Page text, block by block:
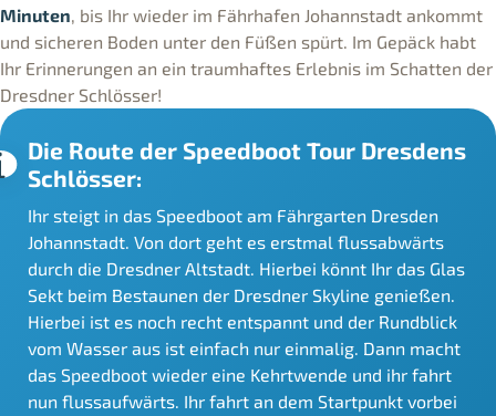
Minuten, bis Ihr wieder im Fährhafen Johannstadt ankommt
und sicheren Boden unter den Füßen spürt. Im Gepäck habt
Ihr Erinnerungen an ein traumhaftes Erlebnis im Schatten der
Dresdner Schlösser!
Die Route der Speedboot Tour Dresdens
Schlösser:
Ihr steigt in das Speedboot am Fährgarten Dresden
Johannstadt. Von dort geht es erstmal flussabwärts
durch die Dresdner Altstadt. Hierbei könnt Ihr das Glas
Sekt beim Bestaunen der Dresdner Skyline genießen.
Hierbei ist es noch recht entspannt und der Rundblick
vom Wasser aus ist einfach nur einmalig. Dann macht
das Speedboot wieder eine Kehrtwende und ihr fahrt
nun flussaufwärts. Ihr fahrt an dem Startpunkt vorbei